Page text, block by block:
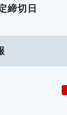
締切日